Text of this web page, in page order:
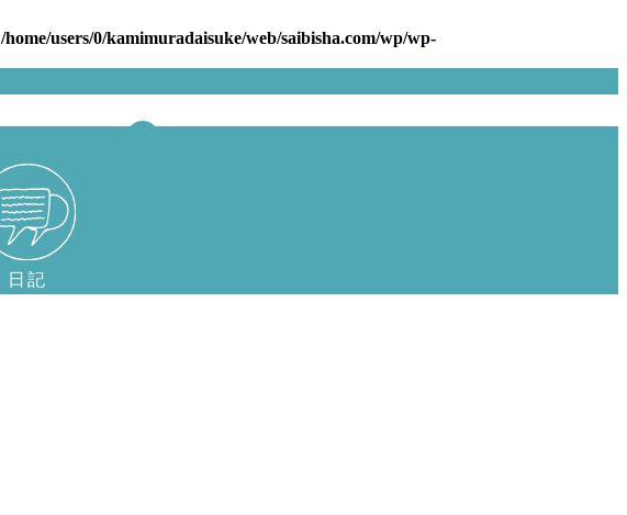
/home/users/0/kamimuradaisuke/web/saibisha.com/wp/wp-
日記